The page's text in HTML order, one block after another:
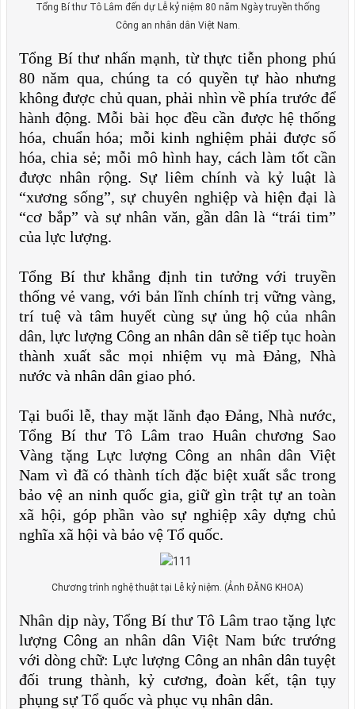
Tổng Bí thư Tô Lâm đến dự Lễ kỷ niệm 80 năm Ngày truyền thống
Công an nhân dân Việt Nam.
Tổng Bí thư nhấn mạnh, từ thực tiễn phong phú
80 năm qua, chúng ta có quyền tự hào nhưng
không được chủ quan, phải nhìn về phía trước để
hành động. Mỗi bài học đều cần được hệ thống
hóa, chuẩn hóa; mỗi kinh nghiệm phải được số
hóa, chia sẻ; mỗi mô hình hay, cách làm tốt cần
được nhân rộng. Sự liêm chính và kỷ luật là
“xương sống”, sự chuyên nghiệp và hiện đại là
“cơ bắp” và sự nhân văn, gần dân là “trái tim”
của lực lượng.
Tổng Bí thư khẳng định tin tưởng với truyền
thống vẻ vang, với bản lĩnh chính trị vững vàng,
trí tuệ và tâm huyết cùng sự ủng hộ của nhân
dân, lực lượng Công an nhân dân sẽ tiếp tục hoàn
thành xuất sắc mọi nhiệm vụ mà Đảng, Nhà
nước và nhân dân giao phó.
Tại buổi lễ, thay mặt lãnh đạo Đảng, Nhà nước,
Tổng Bí thư Tô Lâm trao Huân chương Sao
Vàng tặng Lực lượng Công an nhân dân Việt
Nam vì đã có thành tích đặc biệt xuất sắc trong
bảo vệ an ninh quốc gia, giữ gìn trật tự an toàn
xã hội, góp phần vào sự nghiệp xây dựng chủ
nghĩa xã hội và bảo vệ Tổ quốc.
Chương trình nghệ thuật tại Lễ kỷ niệm. (Ảnh ĐĂNG KHOA)
Nhân dịp này, Tổng Bí thư Tô Lâm trao tặng lực
lượng Công an nhân dân Việt Nam bức trướng
với dòng chữ: Lực lượng Công an nhân dân tuyệt
đối trung thành, kỷ cương, đoàn kết, tận tụy
phụng sự Tổ quốc và phục vụ nhân dân.